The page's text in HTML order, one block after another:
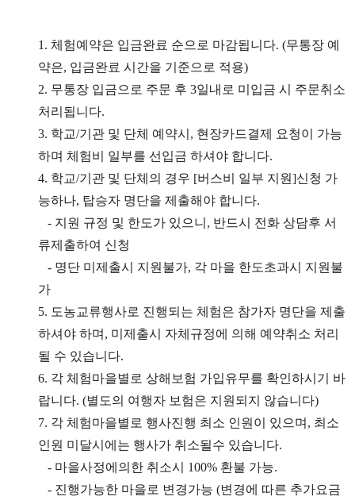
1. 체험예약은 입금완료 순으로 마감됩니다. (무통장 예
약은, 입금완료 시간을 기준으로 적용)
2. 무통장 입금으로 주문 후 3일내로 미입금 시 주문취소
처리됩니다.
3. 학교/기관 및 단체 예약시, 현장카드결제 요청이 가능
하며 체험비 일부를 선입금 하셔야 합니다.
4. 학교/기관 및 단체의 경우 [버스비 일부 지원]신청 가
능하나, 탑승자 명단을 제출해야 합니다.
- 지원 규정 및 한도가 있으니, 반드시 전화 상담후 서
류제출하여 신청
- 명단 미제출시 지원불가, 각 마을 한도초과시 지원불
가
5. 도농교류행사로 진행되는 체험은 참가자 명단을 제출
하셔야 하며, 미제출시 자체규정에 의해 예약취소 처리
될 수 있습니다.
6. 각 체험마을별로 상해보험 가입유무를 확인하시기 바
랍니다. (별도의 여행자 보험은 지원되지 않습니다)
7. 각 체험마을별로 행사진행 최소 인원이 있으며, 최소
인원 미달시에는 행사가 취소될수 있습니다.
- 마을사정에의한 취소시 100% 환불 가능.
- 진행가능한 마을로 변경가능 (변경에 따른 추가요금